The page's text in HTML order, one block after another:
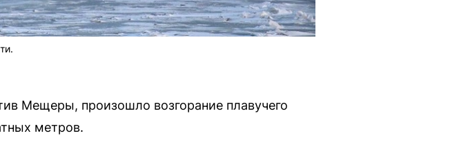
Мещеры, произошло возгорание плавучего
метров.